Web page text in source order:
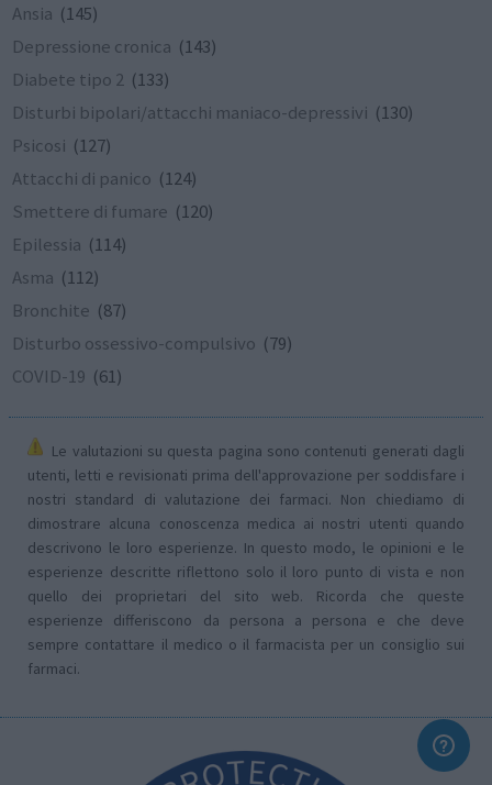
Ansia (145)
Depressione cronica (143)
Diabete tipo 2 (133)
Disturbi bipolari/attacchi maniaco-depressivi (130)
Psicosi (127)
Attacchi di panico (124)
Smettere di fumare (120)
Epilessia (114)
Asma (112)
Bronchite (87)
Disturbo ossessivo-compulsivo (79)
COVID-19 (61)
Le valutazioni su questa pagina sono contenuti generati dagli
utenti, letti e revisionati prima dell'approvazione per soddisfare i
nostri standard di valutazione dei farmaci. Non chiediamo di
dimostrare alcuna conoscenza medica ai nostri utenti quando
descrivono le loro esperienze. In questo modo, le opinioni e le
esperienze descritte riflettono solo il loro punto di vista e non
quello dei proprietari del sito web. Ricorda che queste
esperienze differiscono da persona a persona e che deve
sempre contattare il medico o il farmacista per un consiglio sui
farmaci.